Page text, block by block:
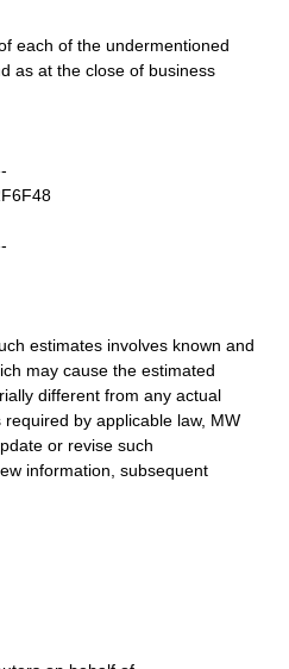
each of the undermentioned
as at the close of business
estimates involves known and
may cause the estimated
different from any actual
by applicable law, MW
or revise such
information, subsequent